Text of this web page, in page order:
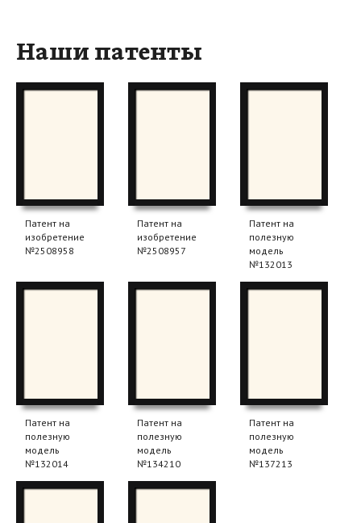
Наши патенты
Патент на
изобретение
№2508958
Патент на
изобретение
№2508957
Патент на
полезную
модель
№132013
Патент на
полезную
модель
№132014
Патент на
полезную
модель
№134210
Патент на
полезную
модель
№137213